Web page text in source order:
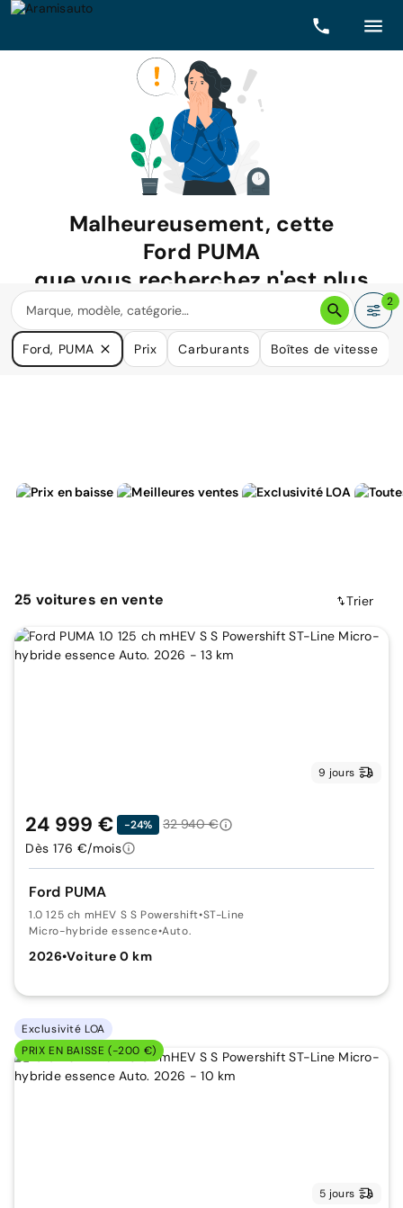
Malheureusement, cette
Ford PUMA
que vous recherchez n'est plus
disponible.
Nous avons de nombreuses voitures qui pourraient répondre
à vos besoins.
2
Ford, PUMA Prix Carburants Boîtes de vitesse
25 voitures en vente Trier
9 jours
Ford PUMA
1.0 125 ch mHEV S S Powershift•ST-Line
Micro-hybride essence•Auto.
2026•Voiture 0 km
24 999 € -24%
32 940 €
Dès 176 €/mois
Exclusivité LOA
PRIX EN BAISSE (-200 €)
5 jours